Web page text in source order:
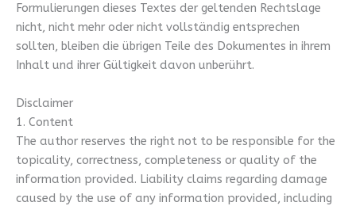
Formulierungen dieses Textes der geltenden Rechtslage
nicht, nicht mehr oder nicht vollständig entsprechen
sollten, bleiben die übrigen Teile des Dokumentes in ihrem
Inhalt und ihrer Gültigkeit davon unberührt.
Disclaimer
1. Content
The author reserves the right not to be responsible for the
topicality, correctness, completeness or quality of the
information provided. Liability claims regarding damage
caused by the use of any information provided, including